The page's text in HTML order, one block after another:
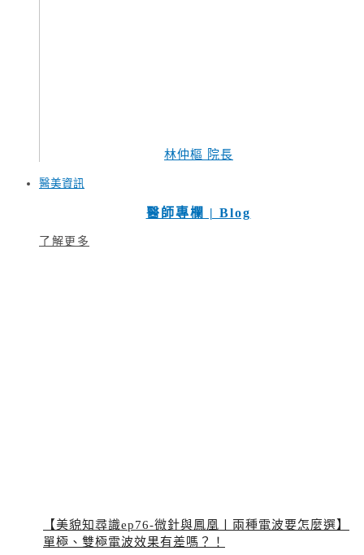
林仲樞 院長
醫美資訊
醫師專欄 | Blog
了解更多
【美貌知尋識ep76-微針與鳳凰〡兩種電波要怎麼選】
單極、雙極電波效果有差嗎？！